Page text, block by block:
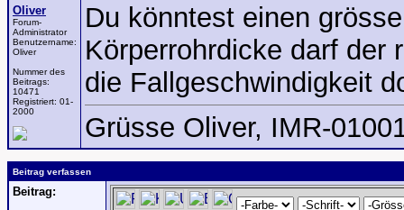
Oliver
Forum-
Administrator
Benutzername:
Oliver
Nummer des
Beitrags:
10471
Registriert: 01-
2000
Du könntest einen
Körperrohrdicke darf der
die Fallgeschwindigkeit
Grüsse Oliver, IMR-
Beitrag verfassen
Beitrag: